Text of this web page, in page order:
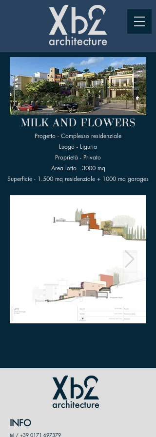
MILK AND FLOWERS
Progetto - Complesso residenziale
Luogo - Liguria
Proprietà - Privato
Area lotto - 3000 mq
Superficie - 1.500 mq residenziale + 1000 mq garages
INFO
tel / +39 0171 697379